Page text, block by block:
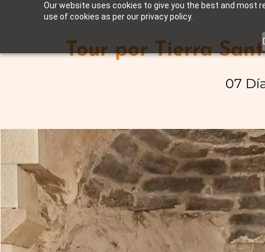
Our website uses cookies to give you the best and most
use of cookies as per our privacy policy.
Tour por Tierra
07